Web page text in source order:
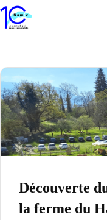
Passer
au
contenu
Découverte
la ferme du